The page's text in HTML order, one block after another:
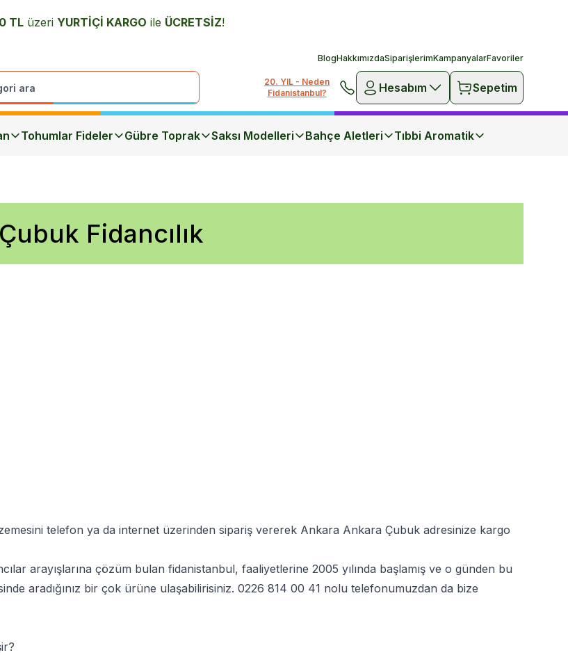
TL üzeri YURTİÇİ KARGO ile ÜCRETSİZ!
BlogHakkımızdaSiparişlerimKampanyalarFavoriler
20. YIL - Neden
Fidanistanbul?
Hesabım Sepetim
Tohumlar Fideler Gübre Toprak Saksı Modelleri Bahçe Aletleri Tıbbi Aromatik
Çubuk Fidancılık
telefon ya da internet üzerinden sipariş vererek Ankara Ankara Çubuk adresinize kargo
arayışlarına çözüm bulan fidanistanbul, faaliyetlerine 2005 yılında başlamış ve o günden bu
aradığınız bir çok ürüne ulaşabilirisiniz. 0226 814 00 41 nolu telefonumuzdan da bize